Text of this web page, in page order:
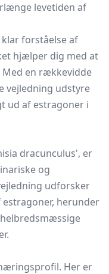
levetiden af
forståelse af
hjælper dig med at
en rækkevidde
vejledning udstyre
ud af estragoner i
dracunculus', er
og
udforsker
herunder
Her er